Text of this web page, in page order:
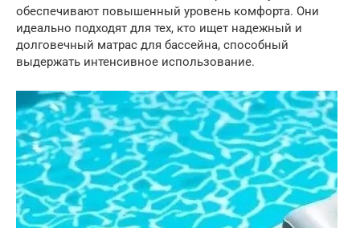
обеспечивают повышенный уровень комфорта. Они
идеально подходят для тех, кто ищет надежный и
долговечный матрас для бассейна, способный
выдержать интенсивное использование.